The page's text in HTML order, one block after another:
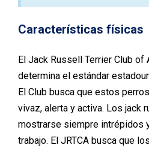
Características físicas
El Jack Russell Terrier Club of
determina el estándar
El Club busca que estos
vivaz, alerta y activa. Los jack
mostrarse siempre intrépidos
trabajo. El JRTCA busca que los